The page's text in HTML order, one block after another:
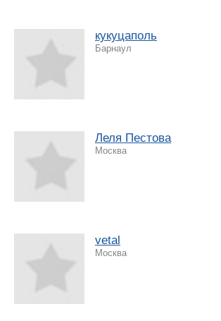
кукуцаполь
Барнаул
Леля Пестова
Москва
vetal
Москва